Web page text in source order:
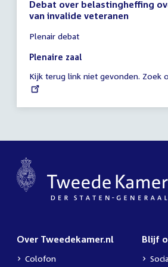
Debat over belastingheffing
van invalide veteranen
vergadering
20:15
21:45
uur
Plenair debat
Plenaire zaal
Kijk terug link niet gevonden. Zoek
Over Tweedekamer.nl
Colofon
Blijf